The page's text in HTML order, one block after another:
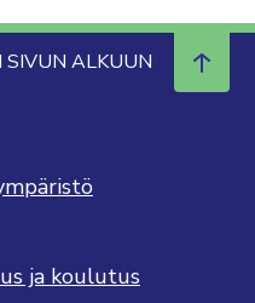
SIVUN ALKUUN
ja koulutus